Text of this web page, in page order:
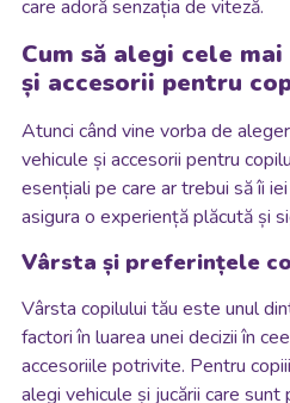
care adoră senzația de viteză.
Cum să alegi cele
și accesorii pentru
Atunci când vine vorba de
vehicule și accesorii pentru
esențiali pe care ar trebui să îi
asigura o experiență plăcută și
Vârsta și preferințele
Vârsta copilului tău este unul
factori în luarea unei decizii în
accesoriile potrivite. Pentru
alegi vehicule și jucării care